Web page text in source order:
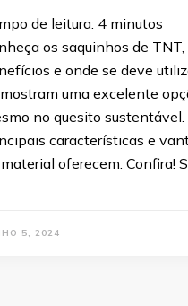
de leitura: 4 minutos
os saquinhos de
e onde se deve
uma excelente
no quesito
características e
oferecem. Confira!
5, 2024